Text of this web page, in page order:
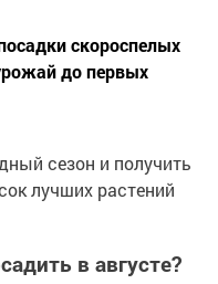
скороспелых
до первых
сезон и получить
лучших растений
в августе?